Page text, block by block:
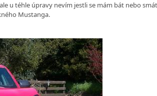
u téhle úpravy nevím jestli se mám bát nebo
Mustanga.